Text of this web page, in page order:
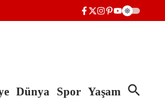
Dünya Spor Yaşam